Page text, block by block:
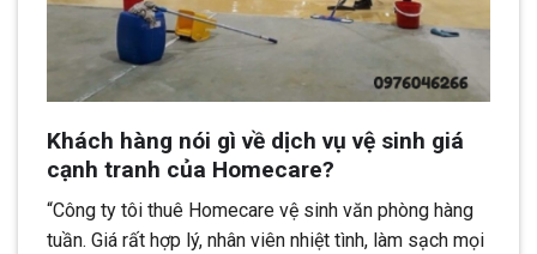
Khách hàng nói gì về dịch vụ vệ sinh giá
cạnh tranh của Homecare?
“Công ty tôi thuê Homecare vệ sinh văn phòng hàng
tuần. Giá rất hợp lý, nhân viên nhiệt tình, làm sạch mọi